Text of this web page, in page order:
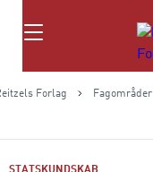
Søg
Forlag Fagområder